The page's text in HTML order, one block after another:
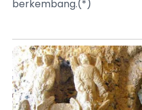
berkembang.(*)